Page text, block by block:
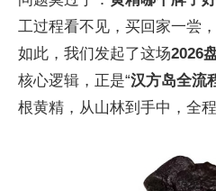
工过程看不见，买回家一尝
如此，我们发起了这场2026
核心逻辑，正是“汉方岛全流
根黄精，从山林到手中，全程